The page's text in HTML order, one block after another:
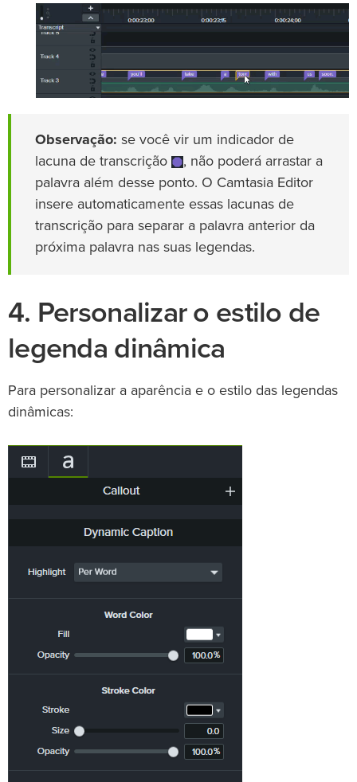
Observação: se você vir um indicador de
lacuna de transcrição
, não poderá arrastar a
palavra além desse ponto. O Camtasia Editor
insere automaticamente essas lacunas de
transcrição para separar a palavra anterior da
próxima palavra nas suas legendas.
4. Personalizar o estilo de
legenda dinâmica
Para personalizar a aparência e o estilo das legendas
dinâmicas: